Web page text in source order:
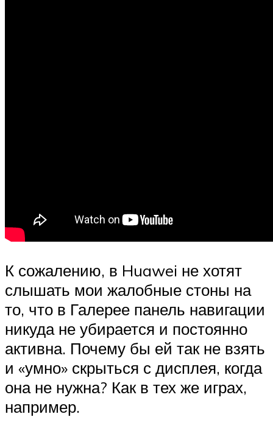
К сожалению, в Huawei не хотят
слышать мои жалобные стоны на
то, что в Галерее панель навигации
никуда не убирается и постоянно
активна. Почему бы ей так не взять
и «умно» скрыться с дисплея, когда
она не нужна? Как в тех же играх,
например.